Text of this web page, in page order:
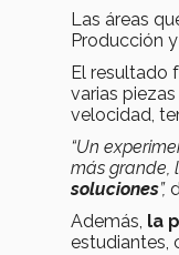
Las áreas
Producción
El resultado
varias
velocidad,
“Un
más grande,
soluciones”,
Además, la
estudiantes,